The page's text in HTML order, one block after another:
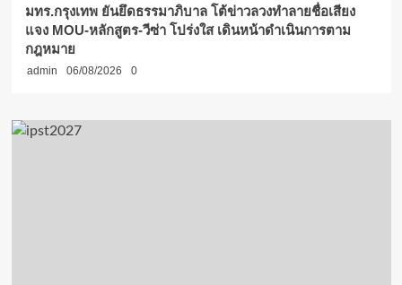
มทร.กรุงเทพ ยันยึดธรรมาภิบาล โต้ข่าวลวงทำลายชื่อเสียง
แจง MOU-หลักสูตร-วีซ่า โปร่งใส เดินหน้าดำเนินการตาม
กฎหมาย
admin 06/08/2026 0